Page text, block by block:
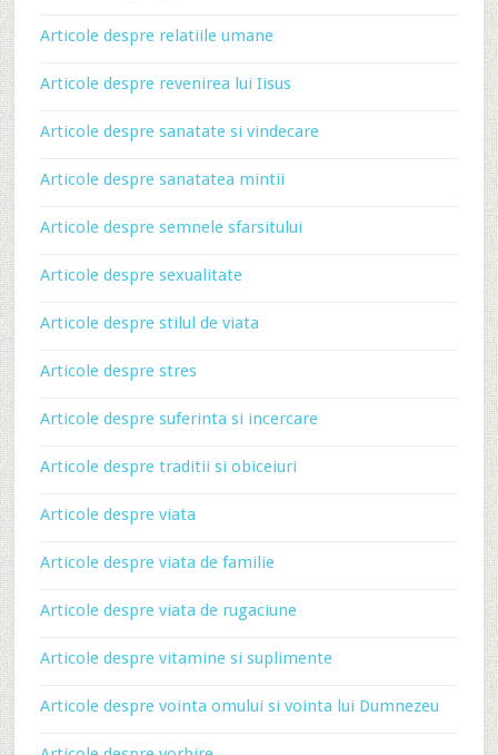
Articole despre relatiile umane
Articole despre revenirea lui Iisus
Articole despre sanatate si vindecare
Articole despre sanatatea mintii
Articole despre semnele sfarsitului
Articole despre sexualitate
Articole despre stilul de viata
Articole despre stres
Articole despre suferinta si incercare
Articole despre traditii si obiceiuri
Articole despre viata
Articole despre viata de familie
Articole despre viata de rugaciune
Articole despre vitamine si suplimente
Articole despre vointa omului si vointa lui Dumnezeu